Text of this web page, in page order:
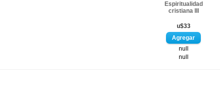
Espiritualidad
cristiana III
u$33
null
null